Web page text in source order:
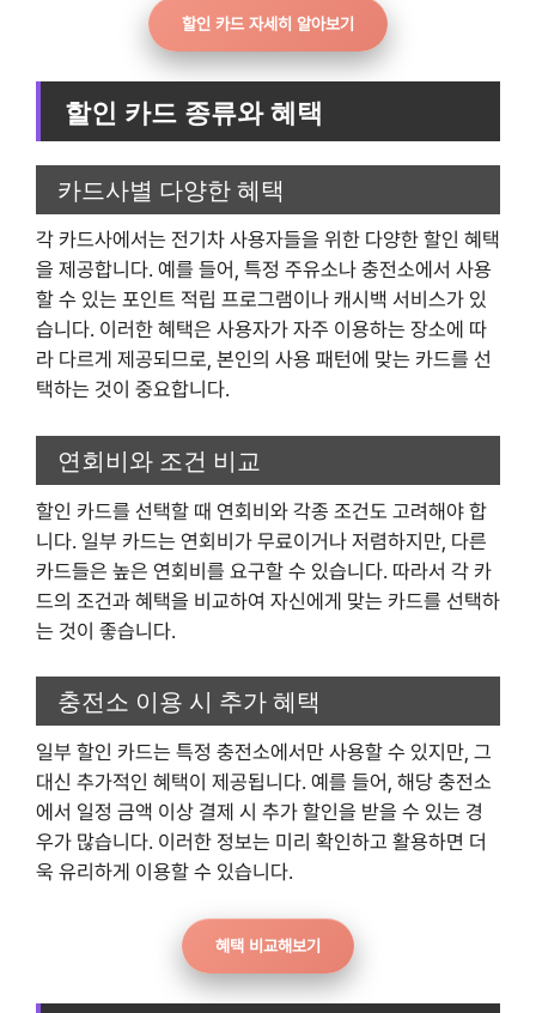
할인 카드 자세히 알아보기
할인 카드 종류와 혜택
카드사별 다양한 혜택
각 카드사에서는 전기차 사용자들을 위한 다양한 할인 혜택
을 제공합니다. 예를 들어, 특정 주유소나 충전소에서 사용
할 수 있는 포인트 적립 프로그램이나 캐시백 서비스가 있
습니다. 이러한 혜택은 사용자가 자주 이용하는 장소에 따
라 다르게 제공되므로, 본인의 사용 패턴에 맞는 카드를 선
택하는 것이 중요합니다.
연회비와 조건 비교
할인 카드를 선택할 때 연회비와 각종 조건도 고려해야 합
니다. 일부 카드는 연회비가 무료이거나 저렴하지만, 다른
카드들은 높은 연회비를 요구할 수 있습니다. 따라서 각 카
드의 조건과 혜택을 비교하여 자신에게 맞는 카드를 선택하
는 것이 좋습니다.
충전소 이용 시 추가 혜택
일부 할인 카드는 특정 충전소에서만 사용할 수 있지만, 그
대신 추가적인 혜택이 제공됩니다. 예를 들어, 해당 충전소
에서 일정 금액 이상 결제 시 추가 할인을 받을 수 있는 경
우가 많습니다. 이러한 정보는 미리 확인하고 활용하면 더
욱 유리하게 이용할 수 있습니다.
혜택 비교해보기